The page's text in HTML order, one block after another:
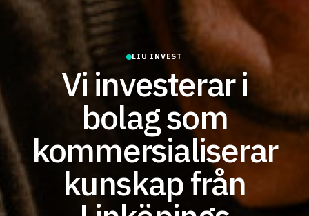
LIU INVEST
Vi investerar i
bolag som
kommersialiserar
kunskap från